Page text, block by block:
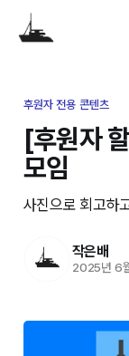
후원자 전용 콘텐츠
[후원자
모임
사진으로 회고하
작은배
2025년 6